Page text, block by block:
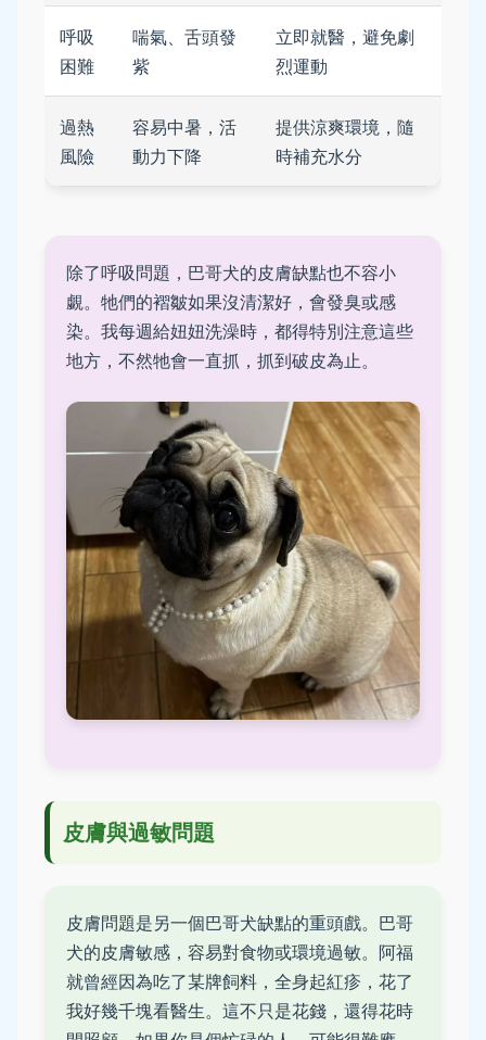
呼吸
困難
喘氣、舌頭發
紫
立即就醫，避免劇
烈運動
過熱
風險
容易中暑，活
動力下降
提供涼爽環境，隨
時補充水分
除了呼吸問題，巴哥犬的皮膚缺點也不容小
覷。牠們的褶皺如果沒清潔好，會發臭或感
染。我每週給妞妞洗澡時，都得特別注意這些
地方，不然牠會一直抓，抓到破皮為止。
皮膚與過敏問題
皮膚問題是另一個巴哥犬缺點的重頭戲。巴哥
犬的皮膚敏感，容易對食物或環境過敏。阿福
就曾經因為吃了某牌飼料，全身起紅疹，花了
我好幾千塊看醫生。這不只是花錢，還得花時